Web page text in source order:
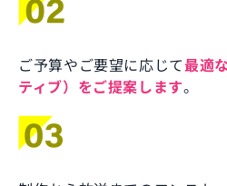
ご予算やご要望に応じて最適
ティブ）をご提案します。